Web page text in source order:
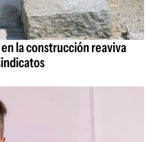
la construcción reaviva